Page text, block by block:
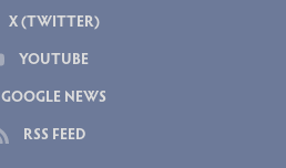
X (TWITTER)
YOUTUBE
GOOGLE NEWS
RSS FEED